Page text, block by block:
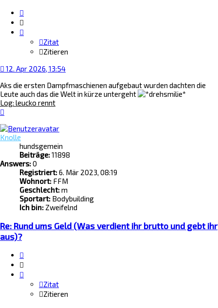
Zitat
Zitieren
12. Apr 2026, 13:54
Aks die ersten Dampfmaschienen aufgebaut wurden dachten die
Leute auch das die Welt in kürze untergeht
Log: leucko rennt
Knolle
hundsgemein
Beiträge:11898
Answers:0
Registriert:6. Mär 2023, 08:19
Wohnort: FFM
Geschlecht:m
Sportart: Bodybuilding
Ich bin: Zweifelnd
Re: Rund ums Geld (Was verdient ihr brutto und gebt ihr
aus)?
Zitat
Zitieren